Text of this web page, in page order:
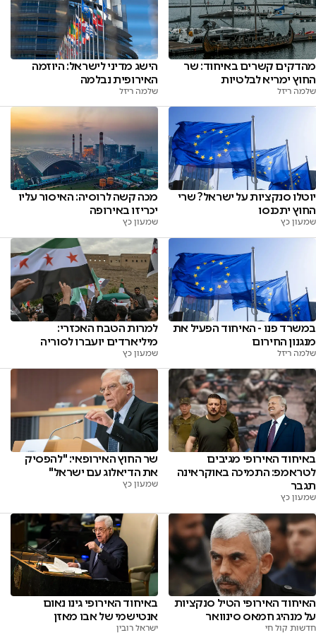
מהדקים קשרים באיחוד: שר
החוץ ימריא לבלטיות
שלמה ריזל
הישג מדיני לישראל: היוזמה
האירופית נבלמה
שלמה ריזל
יוטלו סנקציות על ישראל? שרי
החוץ יתכנסו
שמעון כץ
מכה קשה לרוסיה: האיסור עליו
יכריזו באירופה
שמעון כץ
במשרד פנו - האיחוד הפעיל את
מנגנון החירום
שלמה ריזל
למרות הטבח האכזרי:
מיליארדים יועברו לסוריה
שמעון כץ
באיחוד האירופי מגיבים
לטראמפ: התמיכה באוקראינה
תגבר
שמעון כץ
שר החוץ האירופאי: "להפסיק
את הדיאלוג עם ישראל"
שמעון כץ
האיחוד האירופי הטיל סנקציות
על מנהיג חמאס סינוואר
חדשות קול חי
באיחוד האירופי גינו נאום
אנטישמי של אבו מאזן
ישראל רובין